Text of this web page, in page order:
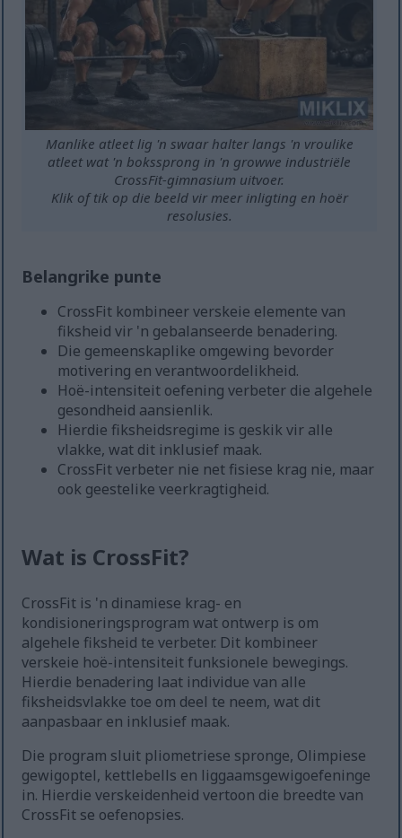
Manlike atleet lig 'n swaar halter langs 'n vroulike
atleet wat 'n bokssprong in 'n growwe industriële
CrossFit-gimnasium uitvoer.
Klik of tik op die beeld vir meer inligting en hoër
resolusies.
Belangrike punte
CrossFit kombineer verskeie elemente van
fiksheid vir 'n gebalanseerde benadering.
Die gemeenskaplike omgewing bevorder
motivering en verantwoordelikheid.
Hoë-intensiteit oefening verbeter die algehele
gesondheid aansienlik.
Hierdie fiksheidsregime is geskik vir alle
vlakke, wat dit inklusief maak.
CrossFit verbeter nie net fisiese krag nie, maar
ook geestelike veerkragtigheid.
Wat is CrossFit?
CrossFit is 'n dinamiese krag- en
kondisioneringsprogram wat ontwerp is om
algehele fiksheid te verbeter. Dit kombineer
verskeie hoë-intensiteit funksionele bewegings.
Hierdie benadering laat individue van alle
fiksheidsvlakke toe om deel te neem, wat dit
aanpasbaar en inklusief maak.
Die program sluit pliometriese spronge, Olimpiese
gewigoptel, kettlebells en liggaamsgewigoefeninge
in. Hierdie verskeidenheid vertoon die breedte van
CrossFit se oefenopsies.